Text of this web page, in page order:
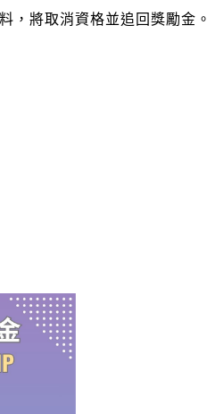
，將取消資格並追回獎勵金。